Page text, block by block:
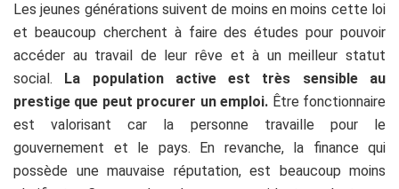
Les jeunes générations suivent de moins en moins cette loi
et beaucoup cherchent à faire des études pour pouvoir
accéder au travail de leur rêve et à un meilleur statut
social. La population active est très sensible au
prestige que peut procurer un emploi. Être fonctionnaire
est valorisant car la personne travaille pour le
gouvernement et le pays. En revanche, la finance qui
possède une mauvaise réputation, est beaucoup moins